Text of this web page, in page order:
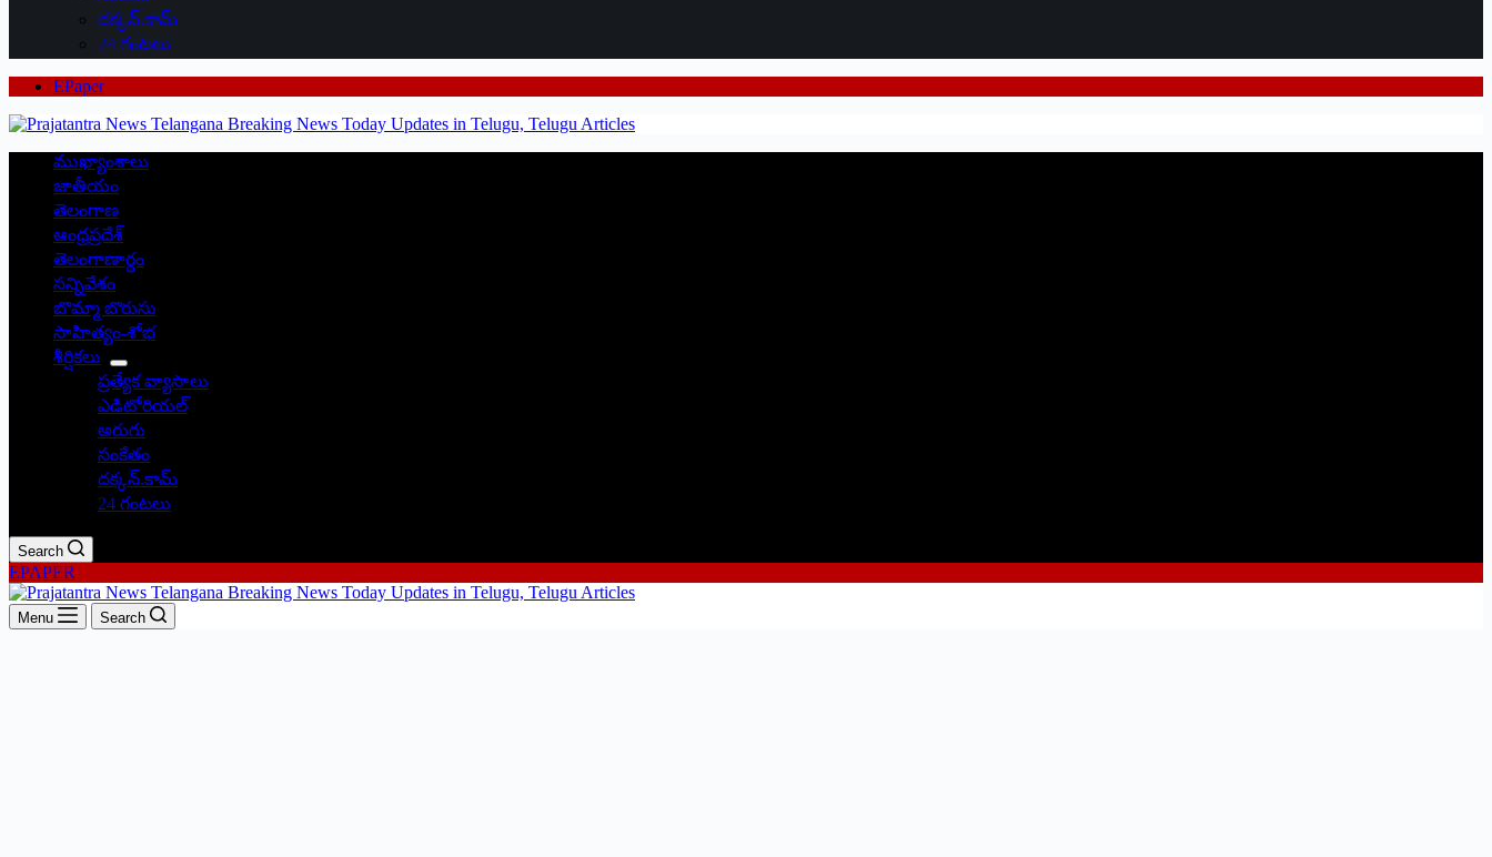
దక్కన్.కామ్
24 గంటలు
EPaper
ముఖ్యాంశాలు
జాతీయం
తెలంగాణ
ఆంధ్రప్రదేశ్
తెలంగాణార్థం
సన్నివేశం
బొమ్మా బొరుసు
సాహిత్యం-శోభ
శీర్షికలు
ప్రత్యేక వ్యాసాలు
ఎడిటోరియల్
అరుగు
సంకేతం
దక్కన్.కామ్
24 గంటలు
Search
EPAPER
Menu Search